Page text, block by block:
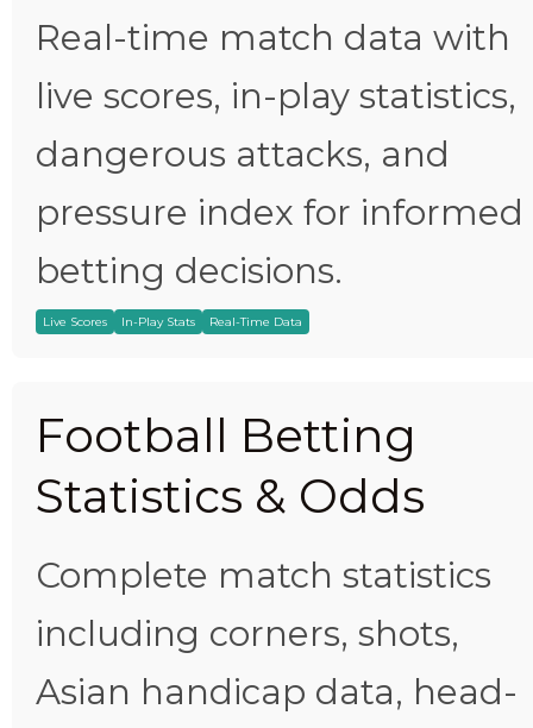
Real-time match data with
live scores, in-play statistics,
dangerous attacks, and
pressure index for informed
betting decisions.
Live Scores In-Play Stats Real-Time Data
Football Betting
Statistics & Odds
Complete match statistics
including corners, shots,
Asian handicap data, head-